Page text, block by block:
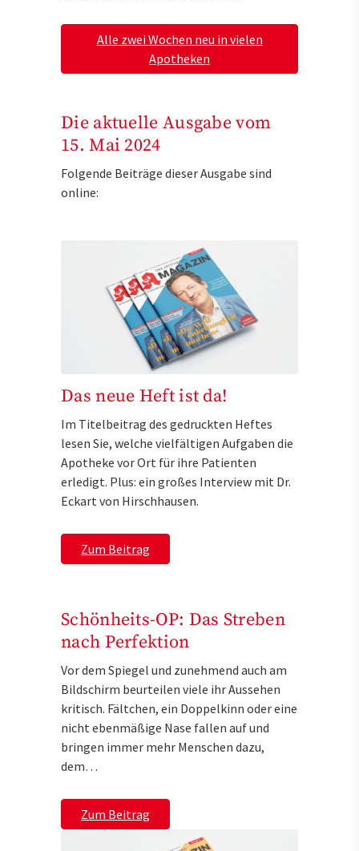
Alle zwei Wochen neu in vielen
Apotheken
Die aktuelle Ausgabe vom
15. Mai 2024
Folgende Beiträge dieser Ausgabe sind
online:
Das neue Heft ist da!
Im Titelbeitrag des gedruckten Heftes
lesen Sie, welche vielfältigen Aufgaben die
Apotheke vor Ort für ihre Patienten
erledigt. Plus: ein großes Interview mit Dr.
Eckart von Hirschhausen.
Zum Beitrag
Schönheits-OP: Das Streben
nach Perfektion
Vor dem Spiegel und zunehmend auch am
Bildschirm beurteilen viele ihr Aussehen
kritisch. Fältchen, ein Doppelkinn oder eine
nicht ebenmäßige Nase fallen auf und
bringen immer mehr Menschen dazu,
dem…
Zum Beitrag